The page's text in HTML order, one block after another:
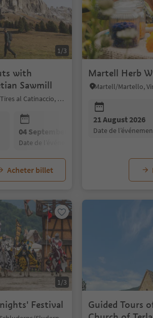
1/3
with
Sawmill
Tiers am Rosengarten/Tires al Catinaccio, Dolomites Region Seiser Alm
04 September 2026
date de l’événement
18
Acheter billet
Martell Herb
Martell/Martello,
21 August 2026
date de
1/3
Festival
Guided Tours